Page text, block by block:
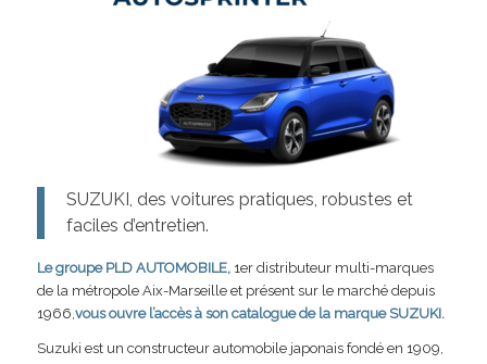
SUZUKI, des voitures pratiques, robustes et
faciles d’entretien.
Le groupe PLD AUTOMOBILE, 1er distributeur multi-marques
de la métropole Aix-Marseille et présent sur le marché depuis
1966,vous ouvre l’accès à son catalogue de la marqueSUZUKI.
Suzuki est un constructeur automobile japonais fondé en 1909,